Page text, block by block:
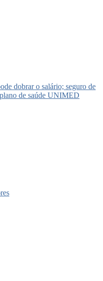
dobrar o salário; seguro de
de saúde UNIMED